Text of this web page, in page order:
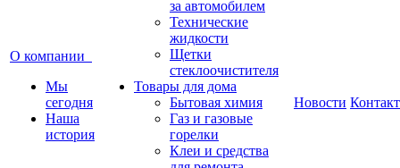
О компании
Мы
сегодня
Наша
история
за автомобилем
Технические
жидкости
Щетки
стеклоочистителя
Товары для дома
Бытовая химия
Газ и газовые
горелки
Клеи и средства
Новости